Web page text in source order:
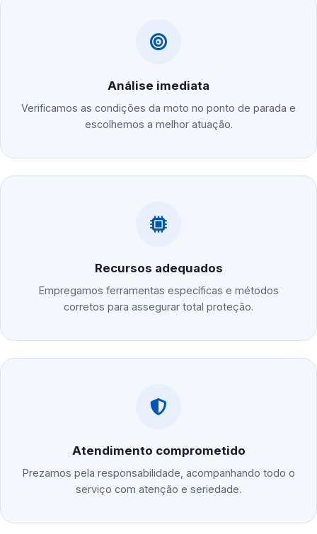
Análise imediata
Verificamos as condições da moto no ponto de parada e
escolhemos a melhor atuação.
Recursos adequados
Empregamos ferramentas específicas e métodos
corretos para assegurar total proteção.
Atendimento comprometido
Prezamos pela responsabilidade, acompanhando todo o
serviço com atenção e seriedade.